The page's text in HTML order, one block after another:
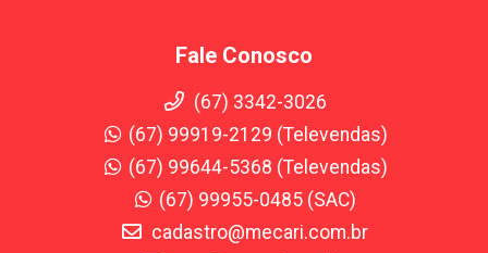
Fale Conosco
(67) 3342-3026
(67) 99919-2129 (Televendas)
(67) 99644-5368 (Televendas)
(67) 99955-0485 (SAC)
cadastro@mecari.com.br